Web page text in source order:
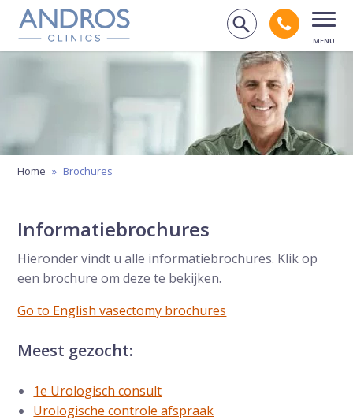
Navigatie overslaan
Zoek op
Bel
Home » Brochures
Informatiebrochures
Hieronder vindt u alle informatiebrochures. Klik op
een brochure om deze te bekijken.
Go to English vasectomy brochures
Meest gezocht:
1e Urologisch consult
Urologische controle afspraak